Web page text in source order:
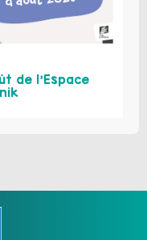
de l’Espace